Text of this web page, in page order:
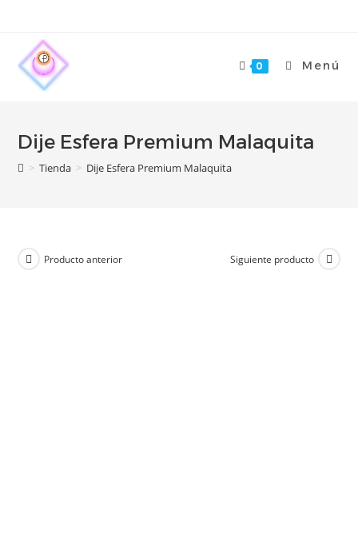
0 Menú
Dije Esfera Premium Malaquita
> Tienda > Dije Esfera Premium Malaquita
Producto anterior Siguiente producto